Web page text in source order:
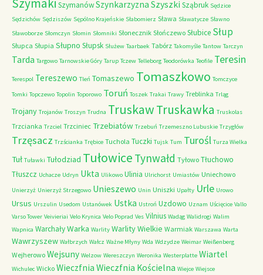
Szymaki SzymanówSzynkarzyzna Szyszki Sząbruk Sędzice
Sędzichów Sędziszów Sępólno Krajeńskie Słabomierz Sława Sławatycze Sławno
Sławoborze Słomczyn Słomin Słomniki Słonecznik Słończewo Słubice Słup
Słupca Słupia Słupno Słupsk Służew Taarbaek Tabórz Takomyśle Tantow Tarczyn
Tarda Targowo Tarnowskie Góry Tarup Tczew Telleborg Teodorówka Teofile Teresin
Terespol Tereszewo Tleń Tomaszewo Tomaszkowo Tomczyce
Tomki Topczewo Topolin Toporowo Toruń Toszek Trakai Trawy Treblinka Trląg
Trojany Trojanów Troszyn Trudna TruskawTruskawka Truskolas
Trzcianka Trzciel Trzciniec Trzebiatów Trzebuń Trzemeszno Lubuskie Trzygłów
Trzęsacz Trzścianka Trębice Tuchola Tuczki Tujsk Tum Turośl Turza Wielka
Tuł Tuławki Tułodziad Tułowice Tynwałd Tyłowo Tłuchowo
Tłuszcz Uchacze Udryn Ukta Ulikowo Ulinia Ulrichorst Umiastów Uniechowo
Unierzyż Unierzyż Strzegowo Unieszewo Unin Uniszki Upałty Urle Urowo
Ursus Urszulin Usedom Ustanówek Ustka Ustroń Uzdowo Uznam Uścięcice Vallo
Varso Tower Veivieriai Velo Krynica Velo Poprad Ves Vilnius Wadąg Walidrogi Walim
Wapnica WarchałyWarka Warlity Warlity Wielkie Warmiak Warszawa Warta
Wawrzyszew Wałbrzych Wałcz Ważne Młyny Wda Wdzydze Weimar Weißenberg
Wejherowo Wejsuny Welzow Wereszczyn Weronika Westerplatte Wiartel
Wichulec Wicko Wieczfnia Wieczfnia Kościelna Wiejce Wiejsce